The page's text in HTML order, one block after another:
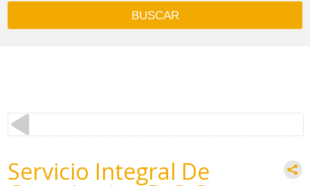
Servicio Integral De